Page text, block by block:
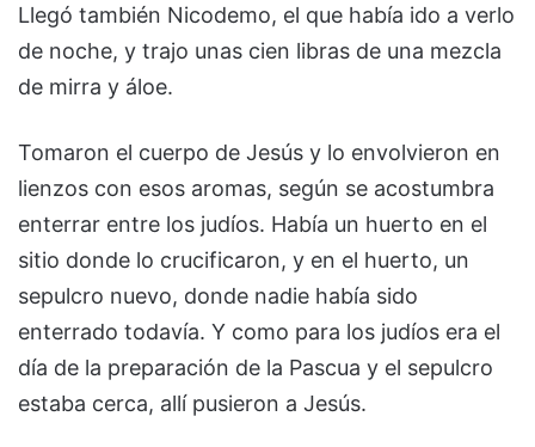
Llegó también Nicodemo, el que había ido a verlo
de noche, y trajo unas cien libras de una mezcla
de mirra y áloe.
Tomaron el cuerpo de Jesús y lo envolvieron en
lienzos con esos aromas, según se acostumbra
enterrar entre los judíos. Había un huerto en el
sitio donde lo crucificaron, y en el huerto, un
sepulcro nuevo, donde nadie había sido
enterrado todavía. Y como para los judíos era el
día de la preparación de la Pascua y el sepulcro
estaba cerca, allí pusieron a Jesús.